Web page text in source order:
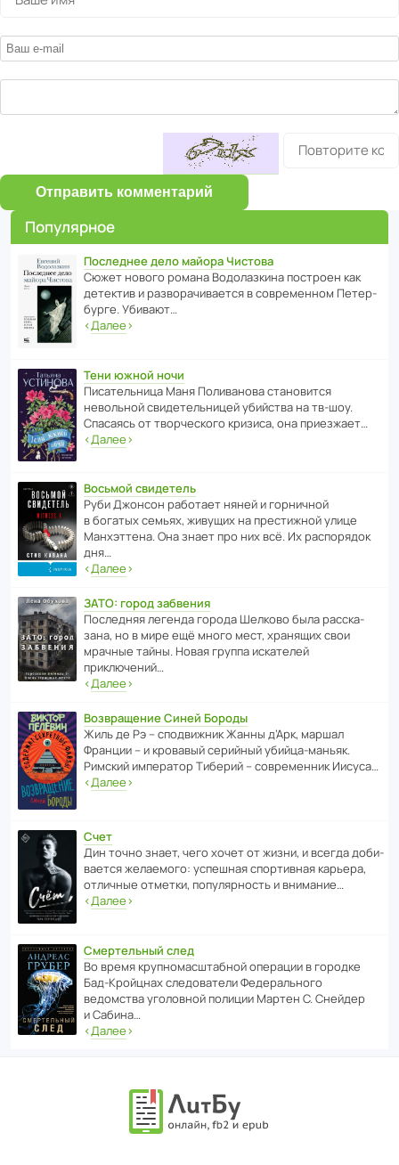
Отправить комментарий
Популярное
Последнее дело майора Чистова
Сюжет нового романа Водо­ла­з­кина пост­роен как
дете­ктив и разво­ра­чи­ва­ется в совре­менном Пете­р­
бурге. Убивают…
‹Далее›
Тени южной ночи
Писа­тель­ница Маня Поли­ва­нова стано­вится
невольной свиде­тель­ницей убийства на тв-шоу.
Спасаясь от твор­че­с­кого кризиса, она приезжает…
‹Далее›
Восьмой свидетель
Руби Джонсон рабо­тает няней и горни­чной
в богатых семьях, живущих на прес­ти­жной улице
Манх­эт­тена. Она знает про них всё. Их распо­рядок
дня…
‹Далее›
ЗАТО: город забвения
После­дняя легенда города Шелково была расска­
зана, но в мире ещё много мест, хранящих свои
мрачные тайны. Новая группа иска­телей
приключений…
‹Далее›
Возвращение Синей Бороды
Жиль де Рэ – спод­ви­жник Жанны д’Арк, маршал
Франции – и кровавый серийный убийца-маньяк.
Римский импе­ратор Тиберий – совре­менник Иисуса…
‹Далее›
Счет
Дин точно знает, чего хочет от жизни, и всегда доби­
ва­ется жела­е­мого: успе­шная спор­ти­вная карьера,
отли­чные отметки, попу­ля­р­ность и внимание…
‹Далее›
Смертельный след
Во время круп­но­мас­ш­та­бной операции в городке
Бад‑Крой­цнах следо­ва­тели Феде­раль­ного
ведомства уголо­вной полиции Мартен С. Снейдер
и Сабина…
‹Далее›